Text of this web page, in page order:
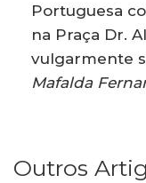
Portuguesa
na Praça Dr.
vulgarmente
Mafalda
Outros